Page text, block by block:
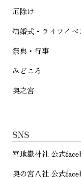
厄除け
結婚式・ライフイベ
祭典・行事
みどころ
奥之宮
SNS
宮地嶽神社 公式
奥の宮八社 公式